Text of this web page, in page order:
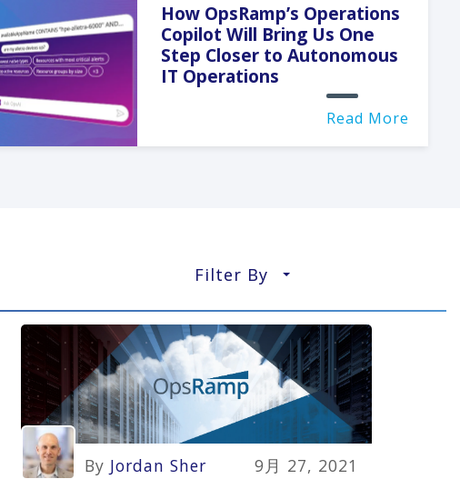
How OpsRamp’s Operations
Copilot Will Bring Us One
Step Closer to Autonomous
IT Operations
Read More
Filter By
By Jordan Sher 9月 27, 2021